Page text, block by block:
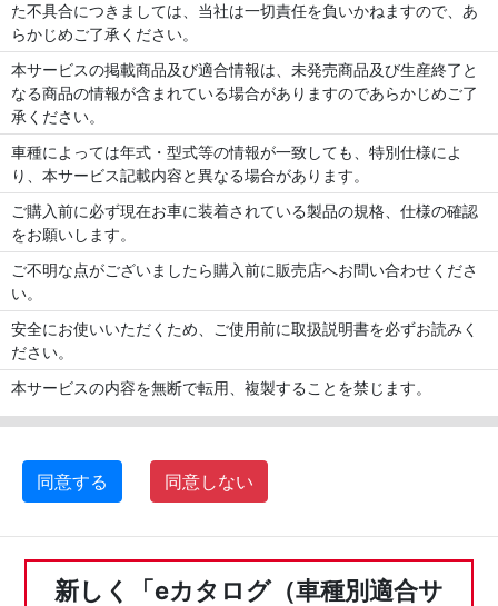
た不具合につきましては、当社は一切責任を負いかねますので、あ
らかじめご了承ください。
本サービスの掲載商品及び適合情報は、未発売商品及び生産終了と
なる商品の情報が含まれている場合がありますのであらかじめご了
承ください。
車種によっては年式・型式等の情報が一致しても、特別仕様によ
り、本サービス記載内容と異なる場合があります。
ご購入前に必ず現在お車に装着されている製品の規格、仕様の確認
をお願いします。
ご不明な点がございましたら購入前に販売店へお問い合わせくださ
い。
安全にお使いいただくため、ご使用前に取扱説明書を必ずお読みく
ださい。
本サービスの内容を無断で転用、複製することを禁じます。
同意する 同意しない
新しく「eカタログ（車種別適合サ